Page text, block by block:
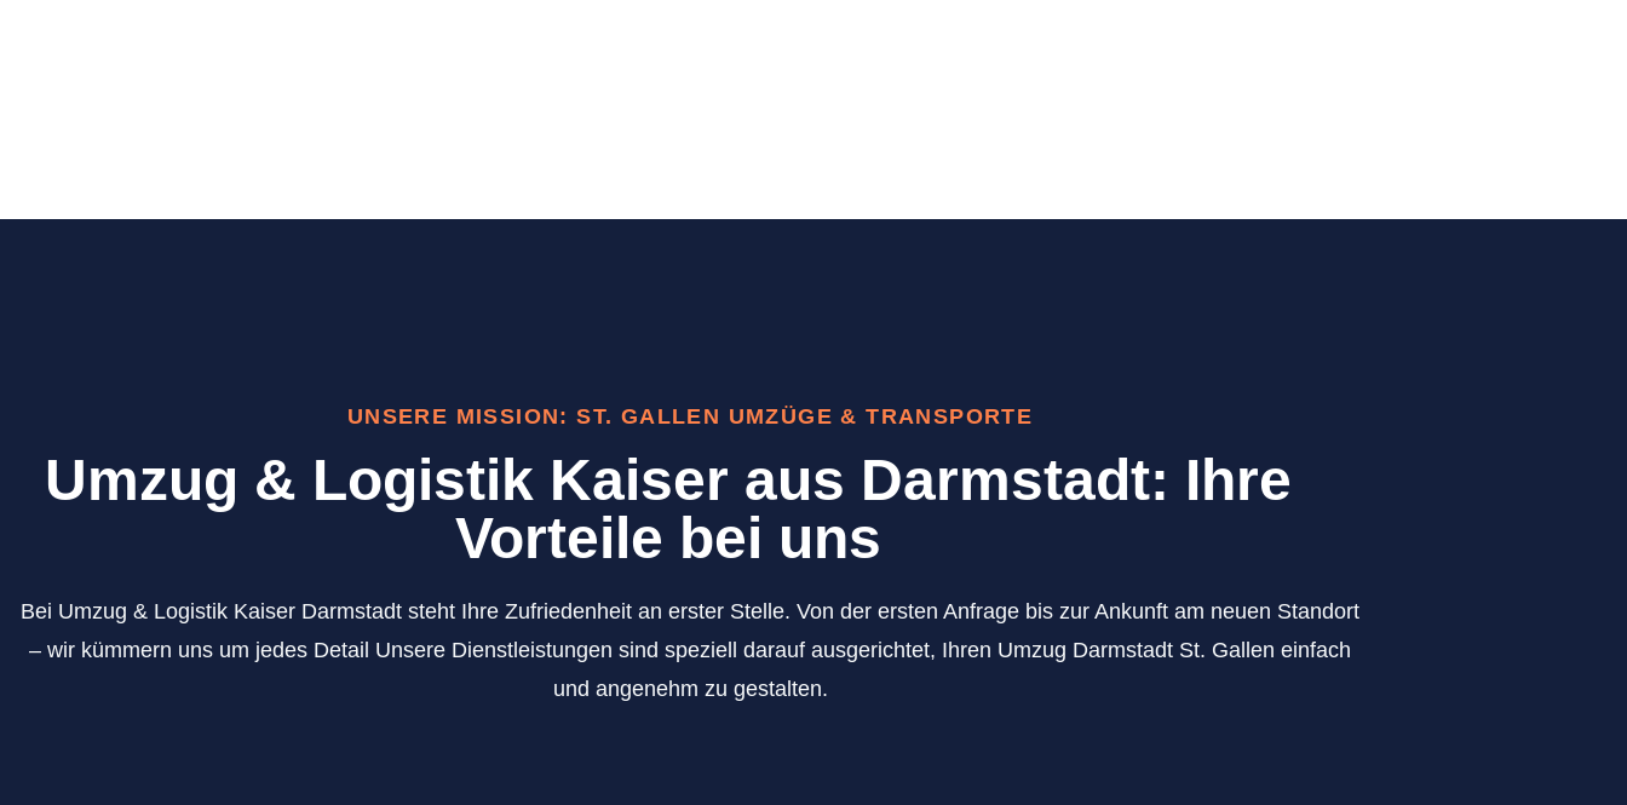
UNSERE MISSION: ST. GALLEN UMZÜGE & TRANSPORTE
Umzug & Logistik Kaiser aus Darmstadt: Ihre
Vorteile bei uns
Bei Umzug & Logistik Kaiser Darmstadt steht Ihre Zufriedenheit an erster Stelle. Von der ersten Anfrage bis zur Ankunft am neuen Standort
– wir kümmern uns um jedes Detail Unsere Dienstleistungen sind speziell darauf ausgerichtet, Ihren Umzug Darmstadt St. Gallen einfach
und angenehm zu gestalten.